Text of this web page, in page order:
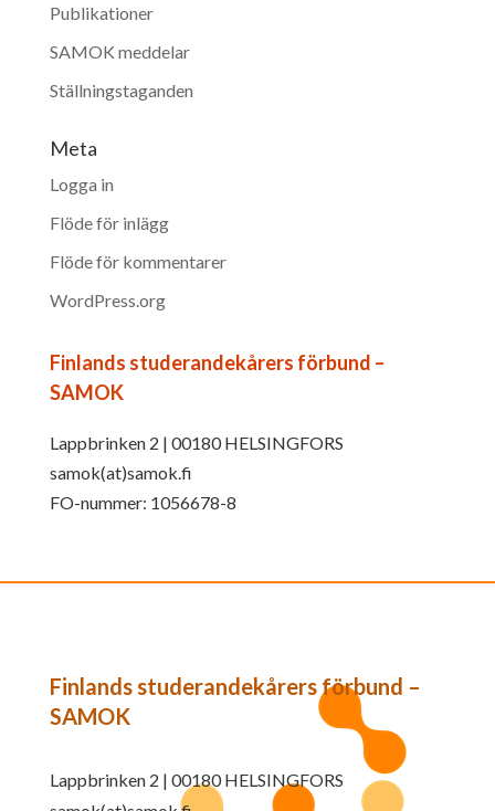
Publikationer
SAMOK meddelar
Ställningstaganden
Meta
Logga in
Flöde för inlägg
Flöde för kommentarer
WordPress.org
Finlands studerandekårers förbund –
SAMOK
Lappbrinken 2 | 00180 HELSINGFORS
samok(at)samok.fi
FO-nummer: 1056678-8
Finlands studerandekårers förbund –
SAMOK
Lappbrinken 2 | 00180 HELSINGFORS